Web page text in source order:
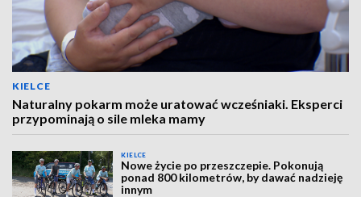
KIELCE
Naturalny pokarm może uratować wcześniaki. Eksperci
przypominają o sile mleka mamy
KIELCE
Nowe życie po przeszczepie. Pokonują
ponad 800 kilometrów, by dawać nadzieję
innym